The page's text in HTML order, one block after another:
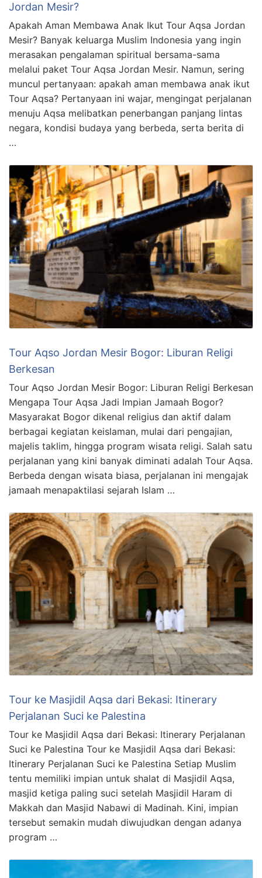
Jordan Mesir?
Apakah Aman Membawa Anak Ikut Tour Aqsa Jordan
Mesir? Banyak keluarga Muslim Indonesia yang ingin
merasakan pengalaman spiritual bersama-sama
melalui paket Tour Aqsa Jordan Mesir. Namun, sering
muncul pertanyaan: apakah aman membawa anak ikut
Tour Aqsa? Pertanyaan ini wajar, mengingat perjalanan
menuju Aqsa melibatkan penerbangan panjang lintas
negara, kondisi budaya yang berbeda, serta berita di
…
Tour Aqso Jordan Mesir Bogor: Liburan Religi
Berkesan
Tour Aqso Jordan Mesir Bogor: Liburan Religi Berkesan
Mengapa Tour Aqsa Jadi Impian Jamaah Bogor?
Masyarakat Bogor dikenal religius dan aktif dalam
berbagai kegiatan keislaman, mulai dari pengajian,
majelis taklim, hingga program wisata religi. Salah satu
perjalanan yang kini banyak diminati adalah Tour Aqsa.
Berbeda dengan wisata biasa, perjalanan ini mengajak
jamaah menapaktilasi sejarah Islam …
Tour ke Masjidil Aqsa dari Bekasi: Itinerary
Perjalanan Suci ke Palestina
Tour ke Masjidil Aqsa dari Bekasi: Itinerary Perjalanan
Suci ke Palestina Tour ke Masjidil Aqsa dari Bekasi:
Itinerary Perjalanan Suci ke Palestina Setiap Muslim
tentu memiliki impian untuk shalat di Masjidil Aqsa,
masjid ketiga paling suci setelah Masjidil Haram di
Makkah dan Masjid Nabawi di Madinah. Kini, impian
tersebut semakin mudah diwujudkan dengan adanya
program …